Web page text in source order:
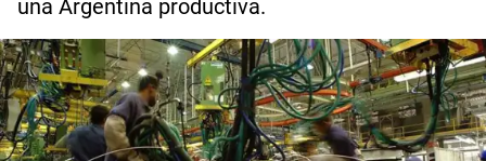
una Argentina productiva.